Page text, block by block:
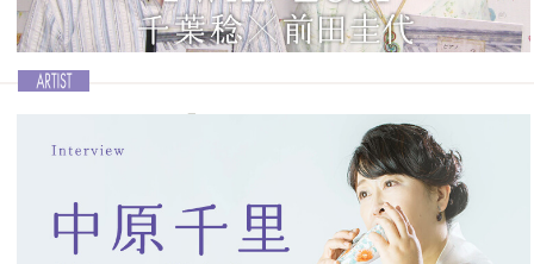
活動のことを中心に訊いていきます。
記事を読む＞＞
ニューアルバム「ピアノdeオカリナ2」をリリー
Ocarina vol.47│Twin Leaf〈千葉稔×前田圭代〉
サウザンドリーブスの千葉稔さんと、ピアニストでありOcarina講師
でもある前田圭代さんによる夫婦ユニット、Twin Leafのニューアルバ